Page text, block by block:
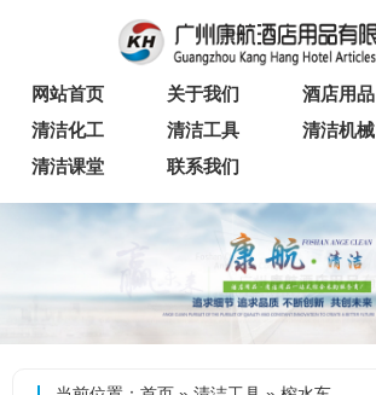
网站首页 关于我们 酒店用品
清洁化工
清洁工具 清洁机械
清洁课堂
联系我们